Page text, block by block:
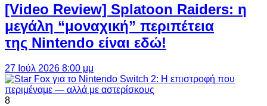
[Video Review] Splatoon Raiders: η
μεγάλη “μοναχική” περιπέτεια
της Nintendo είναι εδώ!
27 Ιούλ 2026 8:00 μμ
8